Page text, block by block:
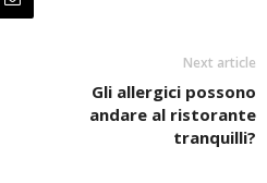
Next article
Gli allergici possono
andare al ristorante
tranquilli?